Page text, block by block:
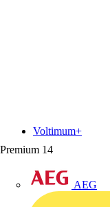
Premium 14
AEG
Voltimum+